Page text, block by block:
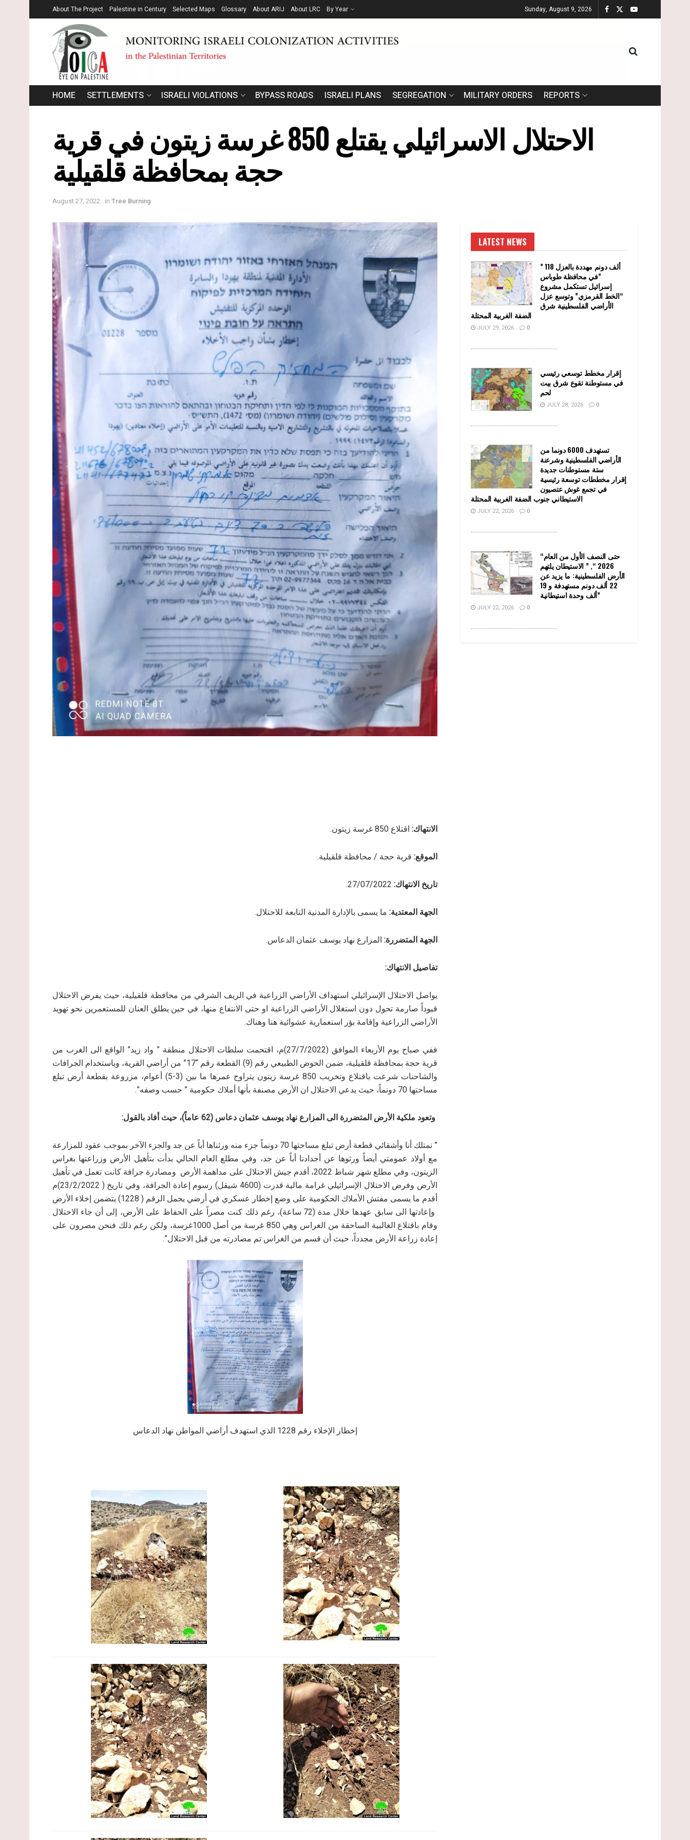
About The Project Palestine in Century Selected Maps Glossary About ARIJ About LRC By Year Sunday, August 9, 2026
HOME SETTLEMENTS ISRAELI VIOLATIONS BYPASS ROADS ISRAELI PLANS SEGREGATION MILITARY ORDERS REPORTS
الاحتلال الاسرائيلي يقتلع 850 غرسة زيتون في قرية
حجة بمحافظة قلقيلية
August 27, 2022 in Tree Burning
الانتهاك: اقتلاع 850 غرسة زيتون.
الموقع: قرية حجة / محافظة قلقيلية.
تاريخ الانتهاك:
الجهة المعتدية: ما يسمى بالإدارة المدنية التابعة للاحتلال.
الجهة المتضررة: المزارع نهاد يوسف عثمان الدعاس.
تفاصيل الانتهاك:
يواصل الاحتلال الإسرائيلي استهداف الأراضي الزراعية في الريف الشرقي من محافظة قلقيلية، حيث يفرض الاحتلال
قيوداً صارمة تحول دون استغلال الأراضي الزراعية او حتى الانتفاع منها، في حين يطلق العنان للمستعمرين نحو تهويد
الأراضي الزراعية وإقامة بؤر استعمارية عشوائية هنا وهناك.
ففي صباح يوم الأربعاء الموافق (27/7/2022)م، اقتحمت سلطات الاحتلال منطقة ” واد زيد” الواقع الى الغرب من
قرية حجة بمحافظة قلقيلية، ضمن الحوض الطبيعي رقم (9) القطعة رقم “17” من أراضي القرية، وباستخدام الجرافات
والشاحنات شرعت باقتلاع وتخريب 850 غرسة زيتون يتراوح عمرها ما بين (3-5) أعوام، مزروعة بقطعة أرض تبلغ
مساحتها 70 دونماً، حيث يدعي الاحتلال ان الأرض مصنفة بأنها أملاك حكومية ” حسب وصفه”.
وتعود ملكية الأرض المتضررة الى المزارع نهاد يوسف عثمان دعاس (62 عاماً)، حيث أفاد بالقول:
” نمتلك أنا وأشقائي قطعة أرض تبلغ مساحتها 70 دونماً جزء منه ورثناها أباً عن جد والجزء الآخر بموجب عقود للمزارعة
مع أولاد عمومتي أيضاً ورثوها عن أجدادنا أباً عن جد، وفي مطلع العام الحالي بدأت بتأهيل الأرض وزراعتها بغراس
الزيتون، وفي مطلع شهر شباط 2022، أقدم جيش الاحتلال على مداهمة الأرض ومصادرة جرافة كانت تعمل في تأهيل
الأرض وفرض الاحتلال الإسرائيلي غرامة مالية قدرت (4600 شيقل) رسوم إعادة الجرافة، وفي تاريخ ( 23/2/2022)م
أقدم ما يسمى مفتش الأملاك الحكومية على وضع إخطار عسكري في أرضي يحمل الرقم ( 1228) يتضمن إخلاء الأرض
وإعادتها الى سابق عهدها خلال مدة (72 ساعة)، رغم ذلك كنت مصراً على الحفاظ على الأرض، إلى أن جاء الاحتلال
وقام باقتلاع الغالبية الساحقة من الغراس وهي 850 غرسة من أصل 1000غرسة، ولكن رغم ذلك فنحن مصرون على
إعادة زراعة الأرض مجدداً، حيث أن قسم من الغراس تم مصادرته من قبل الاحتلال”.
إخطار الإخلاء رقم 1228 الذي استهدف أراضي المواطن نهاد الدعاس
LATEST NEWS
” 118 ألف دونم مهددة بالعزل
في محافظة طوباس”
إسرائيل تستكمل مشروع
“الخط القرمزي” وتوسع عزل
الأراضي الفلسطينية شرق
الضفة الغربية المحتلة
JULY 29, 2026 0
........................................................
إقرار مخطط توسعي رئيسي
في مستوطنة تقوع شرق بيت
لحم
JULY 28, 2026 0
........................................................
تستهدف 6000 دونما من
الأراضي الفلسطينية وشرعنة
ستة مستوطنات جديدة
إقرار مخططات توسعة رئيسية
في تجمع غوش عتصيون
الاستيطاني جنوب الضفة الغربية المحتلة
JULY 22, 2026 0
........................................................
“حتى النصف الأول من العام
2026 “, ” الاستيطان يلتهم
الأرض الفلسطينية: ما يزيد عن
22 ألف دونم مستهدفة و 19
ألف وحدة استيطانية”
JULY 22, 2026 0
........................................................